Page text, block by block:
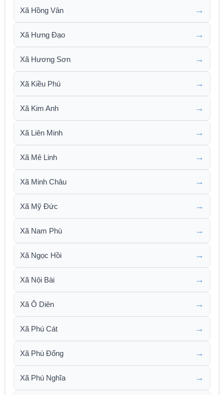
Xã Hồng Vân →
Xã Hưng Đạo →
Xã Hương Sơn →
Xã Kiều Phú →
Xã Kim Anh →
Xã Liên Minh →
Xã Mê Linh →
Xã Minh Châu →
Xã Mỹ Đức →
Xã Nam Phù →
Xã Ngọc Hồi →
Xã Nội Bài →
Xã Ô Diên →
Xã Phú Cát →
Xã Phù Đổng →
Xã Phú Nghĩa →